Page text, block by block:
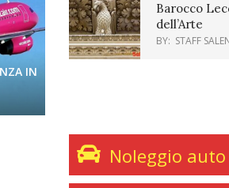
IN
Barocco
dell’Arte
BY: STAFF
Noleggio